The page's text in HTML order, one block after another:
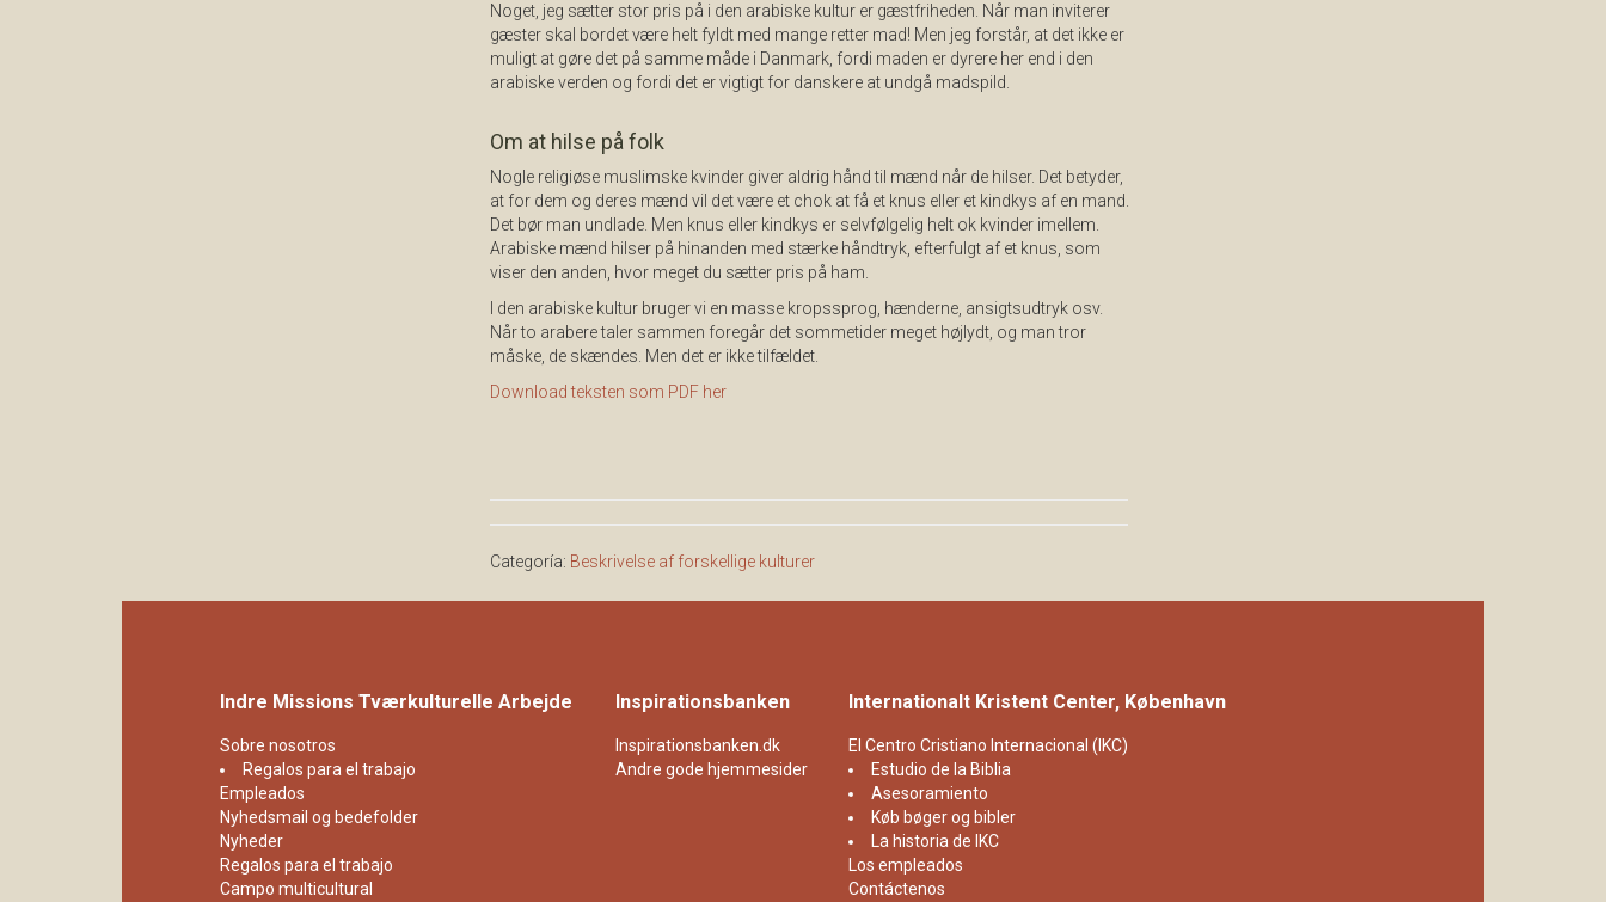
Noget, jeg sætter stor pris på i den arabiske kultur er gæstfriheden. Når man inviterer
gæster skal bordet være helt fyldt med mange retter mad! Men jeg forstår, at det ikke er
muligt at gøre det på samme måde i Danmark, fordi maden er dyrere her end i den
arabiske verden og fordi det er vigtigt for danskere at undgå madspild.
Om at hilse på folk
Nogle religiøse muslimske kvinder giver aldrig hånd til mænd når de hilser. Det betyder,
at for dem og deres mænd vil det være et chok at få et knus eller et kindkys af en mand.
Det bør man undlade. Men knus eller kindkys er selvfølgelig helt ok kvinder imellem.
Arabiske mænd hilser på hinanden med stærke håndtryk, efterfulgt af et knus, som
viser den anden, hvor meget du sætter pris på ham.
I den arabiske kultur bruger vi en masse kropssprog, hænderne, ansigtsudtryk osv.
Når to arabere taler sammen foregår det sommetider meget højlydt, og man tror
måske, de skændes. Men det er ikke tilfældet.
Download teksten som PDF her
Categoría: Beskrivelse af forskellige kulturer
Indre Missions Tværkulturelle Arbejde
Sobre nosotros
Regalos para el trabajo
Empleados
Nyhedsmail og bedefolder
Nyheder
Regalos para el trabajo
Campo multicultural
Inspirationsbanken
Inspirationsbanken.dk
Andre gode hjemmesider
Internationalt Kristent Center, København
El Centro Cristiano Internacional (IKC)
Estudio de la Biblia
Asesoramiento
Køb bøger og bibler
La historia de IKC
Los empleados
Contáctenos